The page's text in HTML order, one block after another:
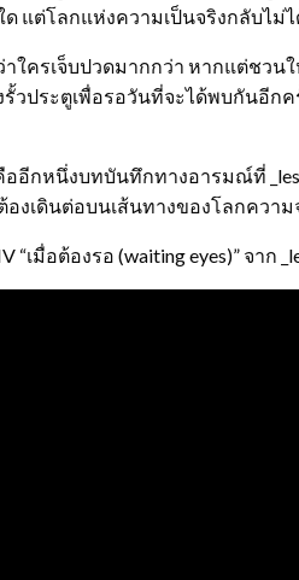
แต่โลกแห่งความเป็นจริงกลับไม่ไ
ใครเจ็บปวดมากกว่า หากแต่ชวน
วประตูเพื่อรอวันที่จะได้พบกันอีก
คืออีกหนึ่งบทบันทึกทางอารมณ์ที่
งเดินต่อบนเส้นทางของโลกความ
เมื่อต้องรอ (waiting eyes)” จาก